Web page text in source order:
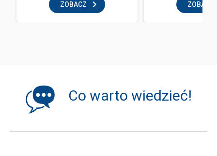
ZOBACZ ZOBACZ
Co warto wiedzieć!